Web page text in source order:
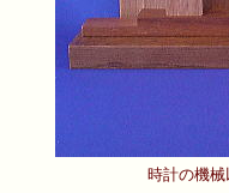
時計の機